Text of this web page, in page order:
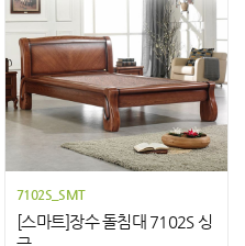
7102S_SMT
[스마트]장수 돌침대 7102S 싱